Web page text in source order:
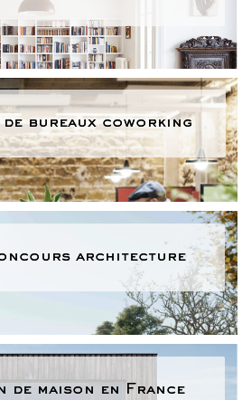
de bureaux coworking
architecture
de maison en France